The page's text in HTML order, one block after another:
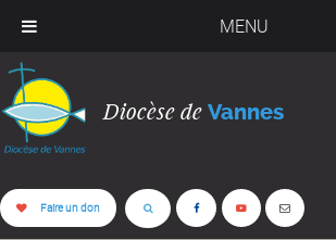
MENU
Diocèse de Vannes
Faire un don